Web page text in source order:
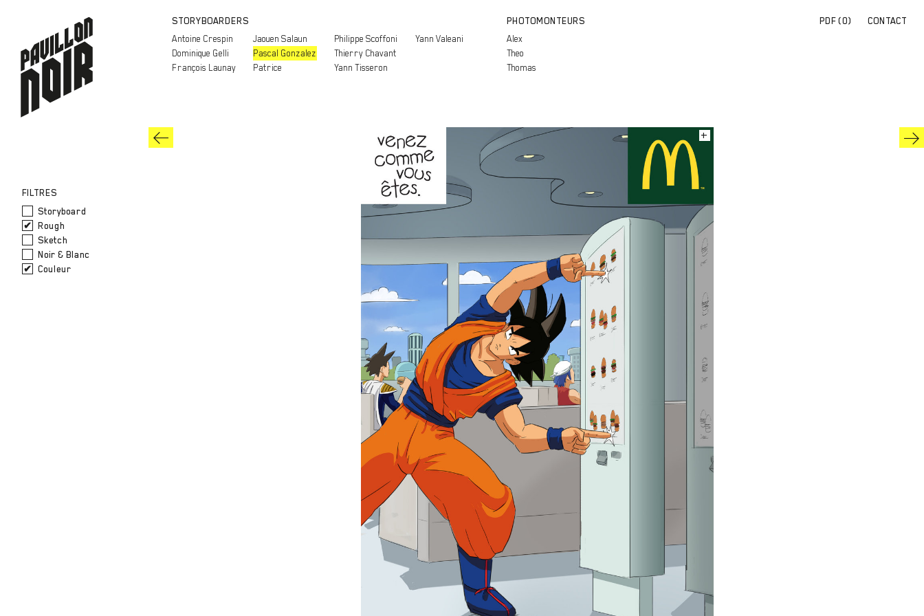
STORYBOARDERS
Antoine Crespin
Dominique Gelli
François Launay
Jaouen Salaun
Pascal Gonzalez
Patrice
Philippe Scoffoni
Thierry Chavant
Yann Tisseron
Yann Valeani
PHOTOMONTEURS
Alex
Theo
Thomas
PDF (0) CONTACT
FILTRES
Storyboard
Rough
Sketch
Noir & Blanc
Couleur
+